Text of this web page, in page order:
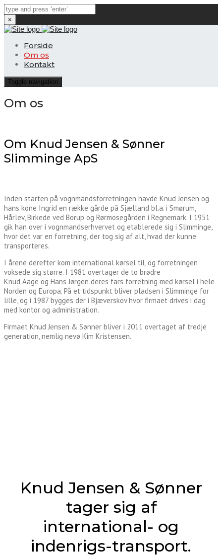
×
Forside
Om os
Kontakt
Toggle navigation
Om os
Om Knud Jensen & Sønner
Slimminge ApS
Inden starten på vognmandsforretningen havde Knud Jensen og
hans kone Ingrid en række gårde på Sjælland bl.a. i Smørum,
Hårlev, Birkede ved Borup og Rørmosegården i Regnemark. I 1951
gik han over i vognmandserhvervet og etablerede sig i Slimminge,
hvor det var en forretning, der tog sig af alt, hvad der kunne
transporteres.
I årene derefter kom international kørsel til, og forretningen
voksede sig større. I 1981 overtager de to brødre
Knud Aage og Hans Jørgen deres fars forretning med kørsel i hele
Norden og Europa. På et tidspunkt bliver pladsen i Slimminge for
lille, og i 1987 bygges der i Bjæverskov hvor firmaet drives i dag
med kontor og administration.
Firmaet Knud Jensen & Sønner bliver i 2011 overtaget af tredje
generation, nemlig nevø Kim Kristensen.
Knud Jensen & Sønner
tager sig af
international- og
indenrigs-transport.